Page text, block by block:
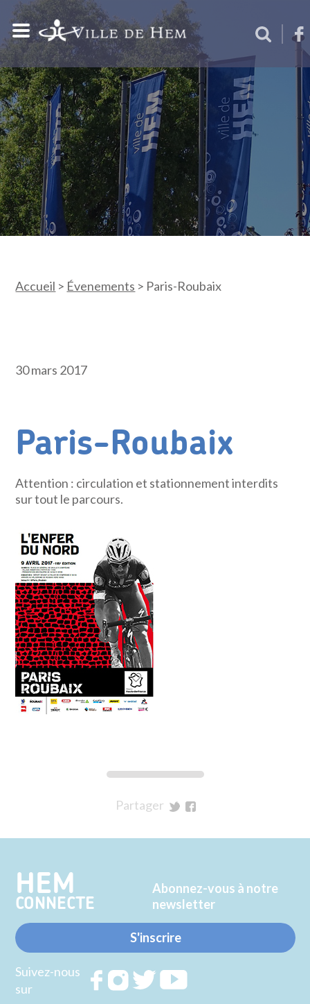
Accueil > Évenements > Paris-Roubaix
30 mars 2017
Paris-Roubaix
Attention : circulation et stationnement interdits
sur tout le parcours.
Partager
Twitter
Facebook
HEM
CONNECTE
Abonnez-vous à notre
newsletter
S'inscrire
Suivez-nous
sur
RejoignezRejoignezRejoignez